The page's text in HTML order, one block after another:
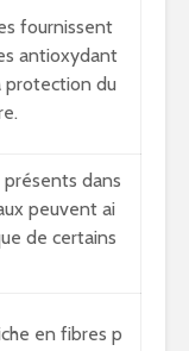
fournissent
antioxydant
protection du
dans
peuvent ai
de certains
en fibres p